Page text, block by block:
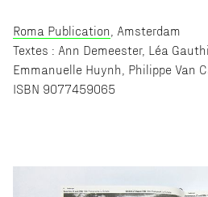
Roma Publication , Amsterdam
Textes : Ann Demeester, Léa
Emmanuelle Huynh, Philippe Van
ISBN 9077459065